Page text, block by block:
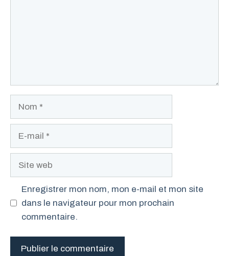
Enregistrer mon nom, mon e-mail et mon site
dans le navigateur pour mon prochain
commentaire.